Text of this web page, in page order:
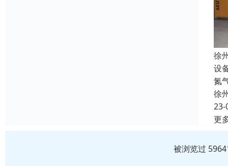
徐
设
氮
徐
23-
更
被浏览过